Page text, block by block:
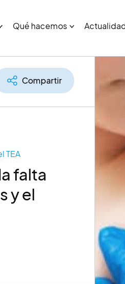
Qué hacemos
Compartir
TEA
falta
y el